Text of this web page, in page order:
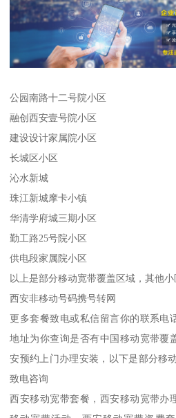
公园南路十二号院小区
融创西安壹号院小区
建设设计家属院小区
长城区小区
沁水新城
珠江新城摩卡小镇
华清学府城三期小区
勤工路25号院小区
供电段家属院小区
以上是部分移动宽带覆盖区域，其他
西安非移动号码携号转网
更多套餐致电或私信留言你的联系电
地址为你查询是否有中国移动宽带覆
安预约上门办理安装，以下是部分移
致电咨询
西安移动宽带套餐，西安移动宽带办